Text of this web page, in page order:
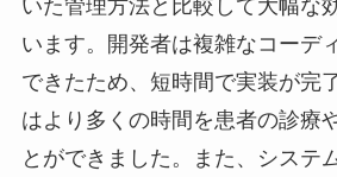
いた管理方法と比較して大幅な
います。開発者は複雑なコーデ
できたため、短時間で実装が完
はより多くの時間を患者の診療
とができました。また、システ